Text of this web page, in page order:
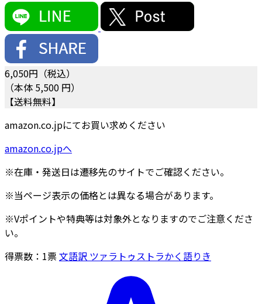
6,050円（税込）
（本体 5,500 円）
【送料無料】
amazon.co.jpにてお買い求めください
amazon.co.jpへ
※在庫・発送日は遷移先のサイトでご確認ください。
※当ページ表示の価格とは異なる場合があります。
※Vポイントや特典等は対象外となりますのでご注意くださ
い。
得票数： 1票文語訳 ツァラトゥストラかく語りき